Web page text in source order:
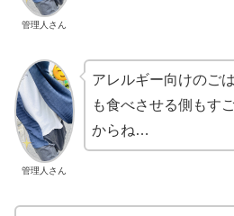
管理人さん
管理人さん
アレルギー向けのご
も食べさせる側もす
からね…